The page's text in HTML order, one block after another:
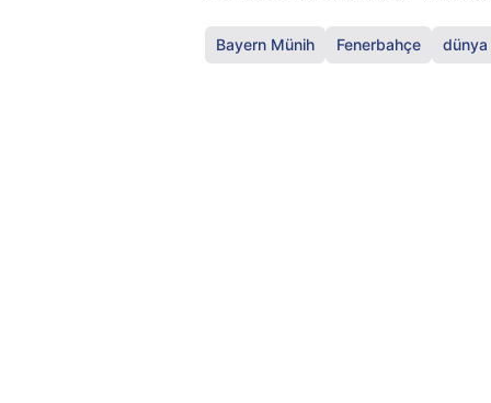
Bayern Münih Fenerbahçe dünya